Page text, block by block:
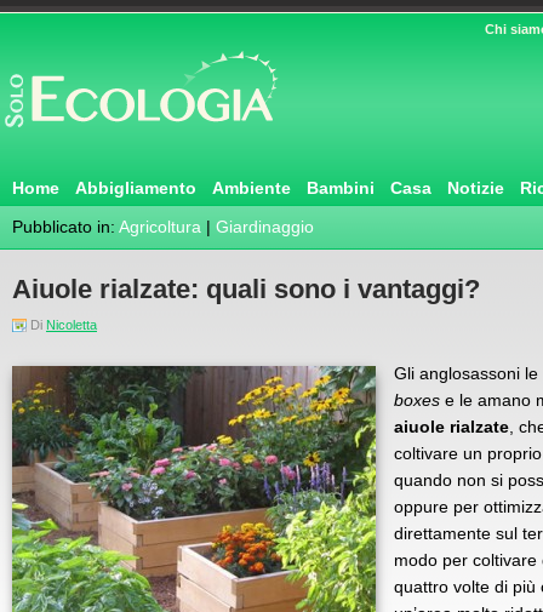
Chi
Home Abbigliamento Ambiente Bambini Casa Notizie
Pubblicato in: Agricoltura | Giardinaggio
Aiuole rialzate: quali sono i vantaggi?
Di Nicoletta
Gli anglosassoni
boxes e le amano
aiuole rialzate ,
coltivare un
quando non si
oppure per
direttamente sul
modo per
quattro volte di più